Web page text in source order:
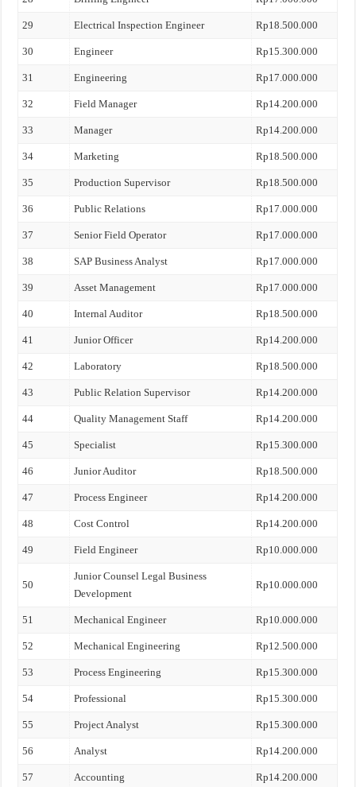
29 Electrical Inspection Engineer Rp18.500.000
30 Engineer Rp15.300.000
31 Engineering Rp17.000.000
32 Field Manager Rp14.200.000
33 Manager Rp14.200.000
34 Marketing Rp18.500.000
35 Production Supervisor Rp18.500.000
36 Public Relations Rp17.000.000
37 Senior Field Operator Rp17.000.000
38 SAP Business Analyst Rp17.000.000
39 Asset Management Rp17.000.000
40 Internal Auditor Rp18.500.000
41 Junior Officer Rp14.200.000
42 Laboratory Rp18.500.000
43 Public Relation Supervisor Rp14.200.000
44 Quality Management Staff Rp14.200.000
45 Specialist Rp15.300.000
46 Junior Auditor Rp18.500.000
47 Process Engineer Rp14.200.000
48 Cost Control Rp14.200.000
49 Field Engineer Rp10.000.000
50
Junior Counsel Legal Business
Development
Rp10.000.000
51 Mechanical Engineer Rp10.000.000
52 Mechanical Engineering Rp12.500.000
53 Process Engineering Rp15.300.000
54 Professional Rp15.300.000
55 Project Analyst Rp15.300.000
56 Analyst Rp14.200.000
57 Accounting Rp14.200.000